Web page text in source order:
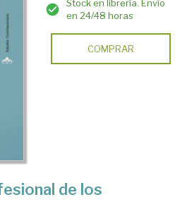
Stock en librería. Envío
en 24/48 horas
COMPRAR
de los